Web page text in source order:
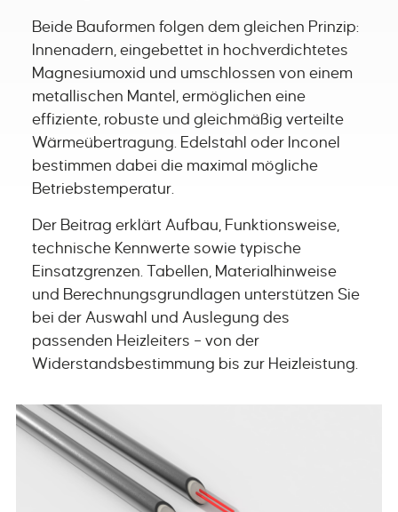
Beide Bauformen folgen dem gleichen Prinzip:
Innenadern, eingebettet in hochverdichtetes
Magnesiumoxid und umschlossen von einem
metallischen Mantel, ermöglichen eine
effiziente, robuste und gleichmäßig verteilte
Wärmeübertragung. Edelstahl oder Inconel
bestimmen dabei die maximal mögliche
Betriebstemperatur.
Der Beitrag erklärt Aufbau, Funktionsweise,
technische Kennwerte sowie typische
Einsatzgrenzen. Tabellen, Materialhinweise
und Berechnungsgrundlagen unterstützen Sie
bei der Auswahl und Auslegung des
passenden Heizleiters – von der
Widerstandsbestimmung bis zur Heizleistung.